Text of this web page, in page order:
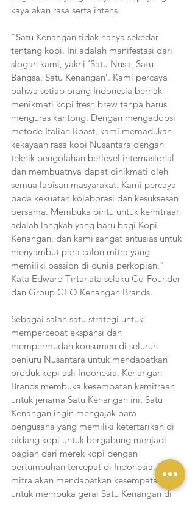
kaya akan rasa serta intens.
"Satu Kenangan tidak hanya sekedar
tentang kopi. Ini adalah manifestasi dari
slogan kami, yakni ‘Satu Nusa, Satu
Bangsa, Satu Kenangan’. Kami percaya
bahwa setiap orang Indonesia berhak
menikmati kopi fresh brew tanpa harus
menguras kantong. Dengan mengadopsi
metode Italian Roast, kami memadukan
kekayaan rasa kopi Nusantara dengan
teknik pengolahan berlevel internasional
dan membuatnya dapat dinikmati oleh
semua lapisan masyarakat. Kami percaya
pada kekuatan kolaborasi dan kesuksesan
bersama. Membuka pintu untuk kemitraan
adalah langkah yang baru bagi Kopi
Kenangan, dan kami sangat antusias untuk
menyambut para calon mitra yang
memiliki passion di dunia perkopian,”
Kata Edward Tirtanata selaku Co-Founder
dan Group CEO Kenangan Brands.
Sebagai salah satu strategi untuk
mempercepat ekspansi dan
mempermudah konsumen di seluruh
penjuru Nusantara untuk mendapatkan
produk kopi asli Indonesia, Kenangan
Brands membuka kesempatan kemitraan
untuk jenama Satu Kenangan ini. Satu
Kenangan ingin mengajak para
pengusaha yang memiliki ketertarikan di
bidang kopi untuk bergabung menjadi
bagian dari merek kopi dengan
pertumbuhan tercepat di Indonesia. Para
mitra akan mendapatkan kesempatan
untuk membuka gerai Satu Kenangan di